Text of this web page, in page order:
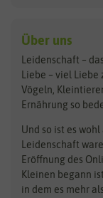
Kräutersamen
Obstsamen
Pilzbrut
Rasensamen
Steckzwiebeln
Zimmer &
Kataloge
Schnäppchen
Anzucht &
Benary
Bingenheimer
BioBalu
Bionana
BIOWOL
Blumicorn
Bûten Birds
Über uns
Leidenschaft –
Liebe – viel Liebe
Vögeln,
Ernährung so
Und so ist es
Leidenschaft
Eröffnung des
Kleinen begann
in dem es mehr